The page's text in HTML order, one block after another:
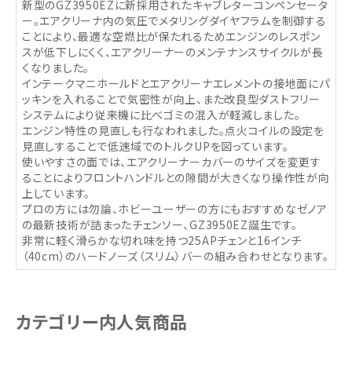
新型のGZ3950EZに新採用されたキャブレターコンペンセータ
ー。エアクリーナ内の気圧でメタリングダイヤフラムを制御する
ことにより、最適な空燃比が保たれるためエンジンのレスポン
スが低下しにくく、エアクリーナーのメンテナンスサイクルが長
くなりました。
インテークマニホールドとエアクリーナエレメントの接地面にパ
ッキンを入れることで気密性が向上、また改良型ダストフリー
システムにより従来機に比べゴミの混入が軽減しました。
エンジン特性の見直しも行なわれました。点火コイルの設定を
見直しすることで低速域でのトルクUPを図っています。
使いやすさの面では、エアクリーナーカバーのサイズを変更す
ることによりフロントハンドルとの隙間が大きくなり操作性が向
上しています。
プロの方には勿論、ホビーユーザーの方にもおすすめなゼノア
の最新技術が詰まったチェンソー、GZ3950EZ誕生です。
非常に軽く滑らかな切れ味を持つ25APチェンと16インチ
（40cm）のハードノーズ（スリム）バーの組み合わせとなります。
カテゴリー内人気商品